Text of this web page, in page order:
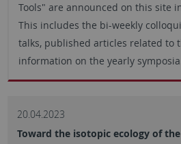
Tools" are announced on this site
This includes the bi-weekly
talks, published articles related to
information on the yearly
20.04.2023
Toward the isotopic ecology of